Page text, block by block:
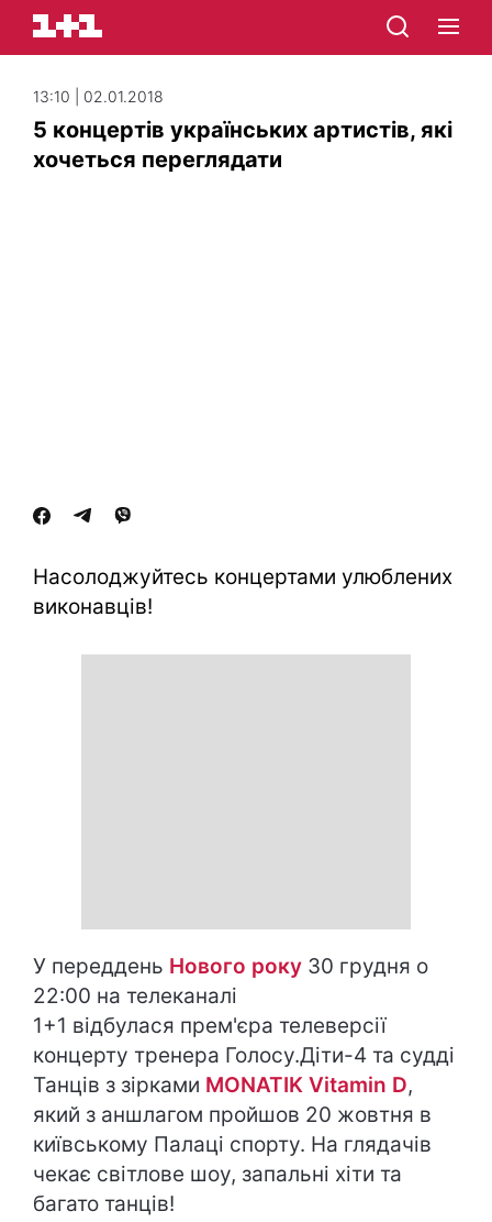
13:10 | 02.01.2018
5 концертів українських артистів, які
хочеться переглядати
Насолоджуйтесь концертами улюблених
виконавців!
У переддень Нового року 30 грудня о
22:00 на телеканалі
1+1 відбулася прем'єра телеверсії
концерту тренера Голосу.Діти-4 та судді
Танців з зірками MONATIK Vitamin D,
який з аншлагом пройшов 20 жовтня в
київському Палаці спорту. На глядачів
чекає світлове шоу, запальні хіти та
багато танців!